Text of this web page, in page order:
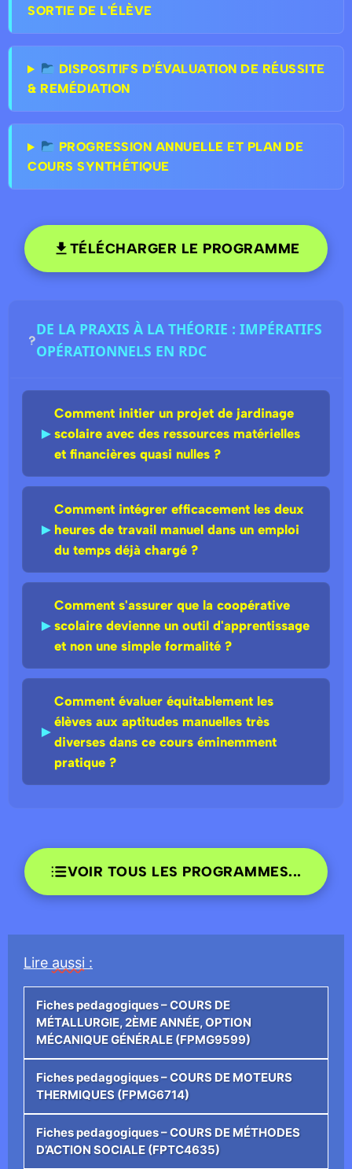
SORTIE DE L'ÉLÈVE
DISPOSITIFS D'ÉVALUATION DE RÉUSSITE
& REMÉDIATION
PROGRESSION ANNUELLE ET PLAN DE
COURS SYNTHÉTIQUE
TÉLÉCHARGER LE PROGRAMME
DE LA PRAXIS À LA THÉORIE : IMPÉRATIFS
OPÉRATIONNELS EN RDC
►
Comment initier un projet de jardinage
scolaire avec des ressources matérielles
et financières quasi nulles ?
►
Comment intégrer efficacement les deux
heures de travail manuel dans un emploi
du temps déjà chargé ?
►
Comment s'assurer que la coopérative
scolaire devienne un outil d'apprentissage
et non une simple formalité ?
►
Comment évaluer équitablement les
élèves aux aptitudes manuelles très
diverses dans ce cours éminemment
pratique ?
VOIR TOUS LES PROGRAMMES...
Lire aussi :
Fiches pedagogiques – COURS DE
MÉTALLURGIE, 2ÈME ANNÉE, OPTION
MÉCANIQUE GÉNÉRALE (FPMG9599)
Fiches pedagogiques – COURS DE MOTEURS
THERMIQUES (FPMG6714)
Fiches pedagogiques – COURS DE MÉTHODES
D’ACTION SOCIALE (FPTC4635)